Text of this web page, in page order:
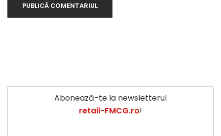
Abonează-te la newsletterul
retail-FMCG.ro!